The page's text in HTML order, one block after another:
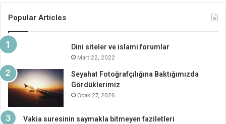
Popular Articles
Dini siteler ve islami forumlar
Mart 22, 2022
Seyahat Fotoğrafçılığına Baktığımızda
Gördüklerimiz
Ocak 27, 2026
Vakia suresinin saymakla bitmeyen faziletleri